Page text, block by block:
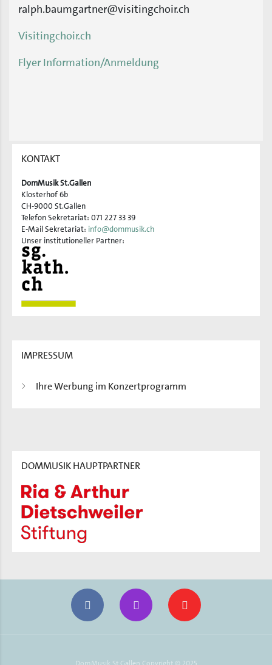
ralph.baumgartner@visitingchoir.ch
Visitingchoir.ch
Flyer Information/Anmeldung
KONTAKT
DomMusik St.Gallen
Klosterhof 6b
CH-9000 St.Gallen
Telefon Sekretariat: 071 227 33 39
E-Mail Sekretariat: info@dommusik.ch
Unser institutioneller Partner:
IMPRESSUM
Ihre Werbung im Konzertprogramm
DOMMUSIK HAUPTPARTNER